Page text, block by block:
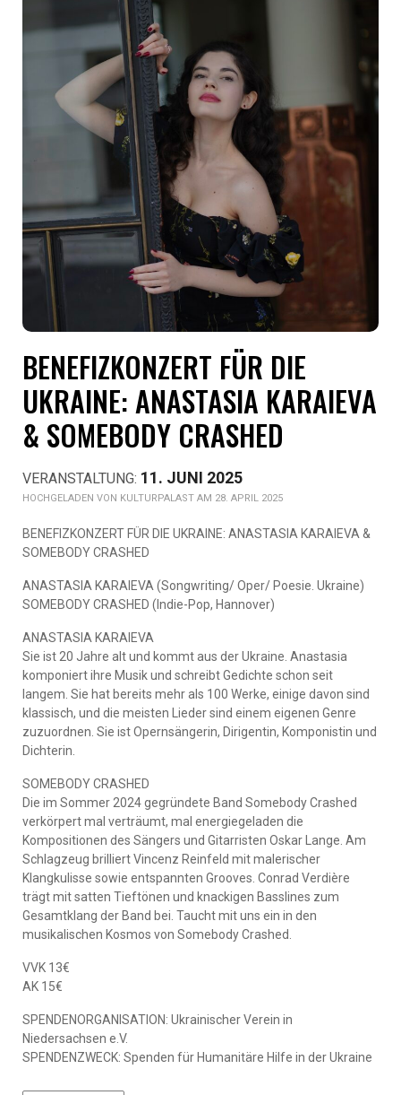
BENEFIZKONZERT FÜR DIE
UKRAINE: ANASTASIA KARAIEVA
& SOMEBODY CRASHED
11. JUNI 2025
KULTURPALAST AM 28. APRIL 2025
BENEFIZKONZERT FÜR DIE UKRAINE: ANASTASIA KARAIEVA &
SOMEBODY CRASHED
ANASTASIA KARAIEVA (Songwriting/ Oper/ Poesie. Ukraine)
SOMEBODY CRASHED (Indie-Pop, Hannover)
ANASTASIA KARAIEVA
Sie ist 20 Jahre alt und kommt aus der Ukraine. Anastasia
komponiert ihre Musik und schreibt Gedichte schon seit
langem. Sie hat bereits mehr als 100 Werke, einige davon sind
klassisch, und die meisten Lieder sind einem eigenen Genre
zuzuordnen. Sie ist Opernsängerin, Dirigentin, Komponistin und
Dichterin.
SOMEBODY CRASHED
Die im Sommer 2024 gegründete Band Somebody Crashed
verkörpert mal verträumt, mal energiegeladen die
Kompositionen des Sängers und Gitarristen Oskar Lange. Am
Schlagzeug brilliert Vincenz Reinfeld mit malerischer
Klangkulisse sowie entspannten Grooves. Conrad Verdière
trägt mit satten Tieftönen und knackigen Basslines zum
Gesamtklang der Band bei. Taucht mit uns ein in den
musikalischen Kosmos von Somebody Crashed.
VVK 13€
AK 15€
SPENDENORGANISATION: Ukrainischer Verein in
Niedersachsen e.V.
SPENDENZWECK: Spenden für Humanitäre Hilfe in der Ukraine